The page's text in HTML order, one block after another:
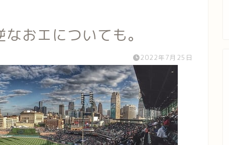
おエについても。
2022年7月25日